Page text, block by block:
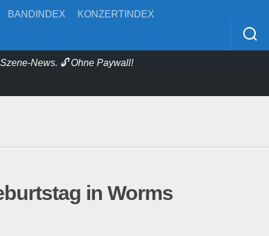
BANDINDEX
KONZERTINDEX
News. 🔓 Ohne Paywall!
in Worms